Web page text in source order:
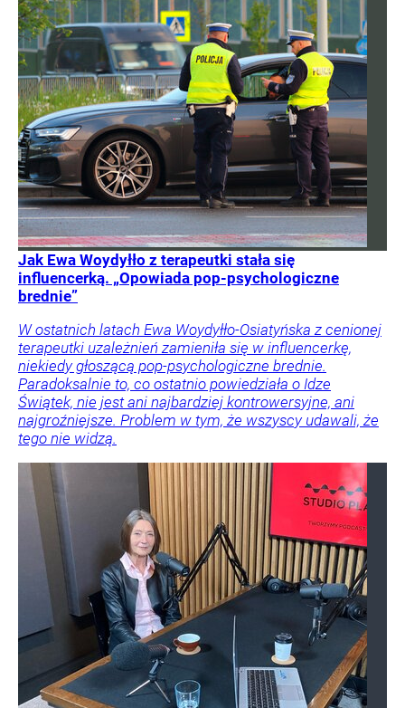
Jak Ewa Woydyłło z terapeutki stała się
influencerką. „Opowiada pop-psychologiczne
brednie”
W ostatnich latach Ewa Woydyłło-Osiatyńska z cenionej
terapeutki uzależnień zamieniła się w influencerkę,
niekiedy głoszącą pop-psychologiczne brednie.
Paradoksalnie to, co ostatnio powiedziała o Idze
Świątek, nie jest ani najbardziej kontrowersyjne, ani
najgroźniejsze. Problem w tym, że wszyscy udawali, że
tego nie widzą.